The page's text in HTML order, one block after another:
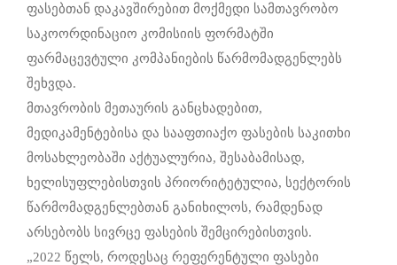
ფასებთან დაკავშირებით მოქმედი სამთავრობო
საკოორდინაციო კომისიის ფორმატში
ფარმაცევტული კომპანიების წარმომადგენლებს
შეხვდა.
მთავრობის მეთაურის განცხადებით,
მედიკამენტებისა და სააფთიაქო ფასების საკითხი
მოსახლეობაში აქტუალურია, შესაბამისად,
ხელისუფლებისთვის პრიორიტეტულია, სექტორის
წარმომადგენლებთან განიხილოს, რამდენად
არსებობს სივრცე ფასების შემცირებისთვის.
„2022 წელს, როდესაც რეფერენტული ფასები